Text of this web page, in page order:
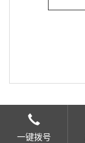
一键拨号